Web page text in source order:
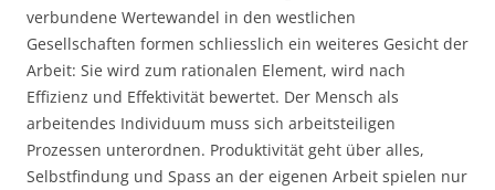
verbundene Wertewandel in den westlichen
Gesellschaften formen schliesslich ein weiteres Gesicht der
Arbeit: Sie wird zum rationalen Element, wird nach
Effizienz und Effektivität bewertet. Der Mensch als
arbeitendes Individuum muss sich arbeitsteiligen
Prozessen unterordnen. Produktivität geht über alles,
Selbstfindung und Spass an der eigenen Arbeit spielen nur